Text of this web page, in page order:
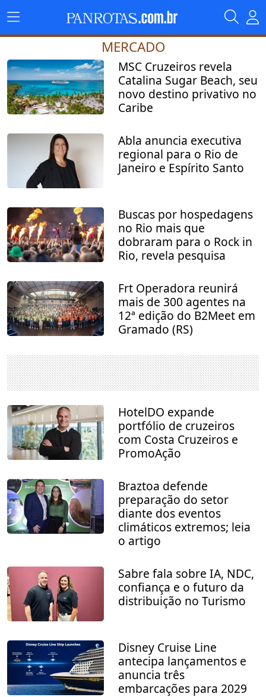
MERCADO
MSC Cruzeiros revela
Catalina Sugar Beach, seu
novo destino privativo no
Caribe
Abla anuncia executiva
regional para o Rio de
Janeiro e Espírito Santo
Buscas por hospedagens
no Rio mais que
dobraram para o Rock in
Rio, revela pesquisa
Frt Operadora reunirá
mais de 300 agentes na
12ª edição do B2Meet em
Gramado (RS)
HotelDO expande
portfólio de cruzeiros
com Costa Cruzeiros e
PromoAção
Braztoa defende
preparação do setor
diante dos eventos
climáticos extremos; leia
o artigo
Sabre fala sobre IA, NDC,
confiança e o futuro da
distribuição no Turismo
Disney Cruise Line
antecipa lançamentos e
anuncia três
embarcações para 2029